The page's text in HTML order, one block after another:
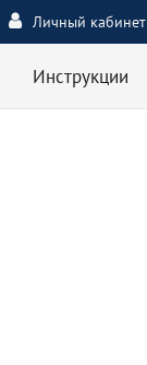
Личный кабинет
Инструкции